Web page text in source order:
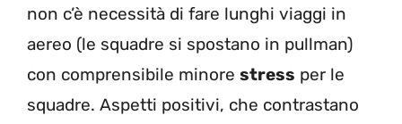
non c’è necessità di fare lunghi viaggi in
aereo (le squadre si spostano in pullman)
con comprensibile minore stress per le
squadre. Aspetti positivi, che contrastano